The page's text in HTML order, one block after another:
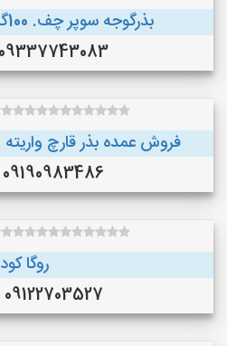
بذرگوجه‌ سوپر چف. 100گرمی. اصل آمریکا
09337743083 (ارومیه)
فروش عمده بذر قارچ
09190983486 (ارومیه)
روگا کود
09122703527 (شهریار)